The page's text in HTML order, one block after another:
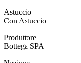
Astuccio
Con Astuccio
Produttore
Bottega SPA